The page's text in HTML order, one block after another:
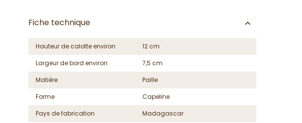
Fiche technique
Hauteur de calotte environ
12 cm
Largeur de bord environ
7,5 cm
Matière
Paille
Forme
Capeline
Pays de fabrication
Madagascar